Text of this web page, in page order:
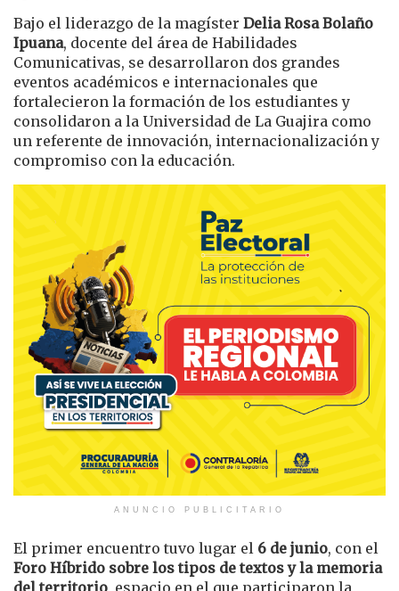
Bajo el liderazgo de la magíster Delia Rosa Bolaño
Ipuana, docente del área de Habilidades
Comunicativas, se desarrollaron dos grandes
eventos académicos e internacionales que
fortalecieron la formación de los estudiantes y
consolidaron a la Universidad de La Guajira como
un referente de innovación, internacionalización y
compromiso con la educación.
ANUNCIO PUBLICITARIO
El primer encuentro tuvo lugar el 6 de junio, con el
Foro Híbrido sobre los tipos de textos y la memoria
del territorio, espacio en el que participaron la